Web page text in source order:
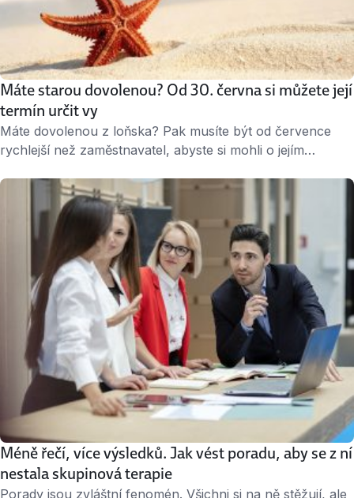
Máte starou dovolenou? Od 30. června si můžete její
termín určit vy
Máte dovolenou z loňska? Pak musíte být od července
rychlejší než zaměstnavatel, abyste si mohli o jejím
zaměstnavatel při vybírání dovolené vyhovět? A lze ji
proplatit? Podívejte se, jak to je. Připomeňme, co platí
podle zákona, byť praxe v mnoha firmách bývá volnější,
než zákon stanuje. Podle …
Méně řečí, více výsledků. Jak vést poradu, aby se z ní
nestala skupinová terapie
Porady jsou zvláštní fenomén. Všichni si na ně stěžují, ale